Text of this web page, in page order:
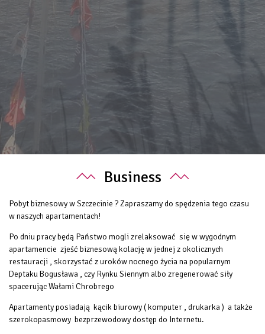
Business
Pobyt biznesowy w Szczecinie ? Zapraszamy do spędzenia tego czasu
w naszych apartamentach!
Po dniu pracy będą Państwo mogli zrelaksować się w wygodnym
apartamencie zjeść biznesową kolację w jednej z okolicznych
restauracji , skorzystać z uroków nocnego życia na popularnym
Deptaku Bogusława , czy Rynku Siennym albo zregenerować siły
spacerując Wałami Chrobrego
Apartamenty posiadają kącik biurowy ( komputer , drukarka ) a także
szerokopasmowy bezprzewodowy dostęp do Internetu.